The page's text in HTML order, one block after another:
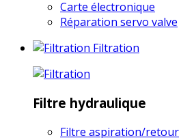
Carte électronique
Réparation servo valve
Filtration
Filtre hydraulique
Filtre aspiration/retour